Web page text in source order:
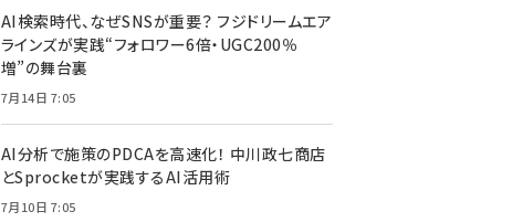
AI検索時代、なぜSNSが重要？ フジドリームエア
ラインズが実践“フォロワー6倍・UGC200％
増”の舞台裏
7月14日 7:05
AI分析で施策のPDCAを高速化！ 中川政七商店
とSprocketが実践するAI活用術
7月10日 7:05